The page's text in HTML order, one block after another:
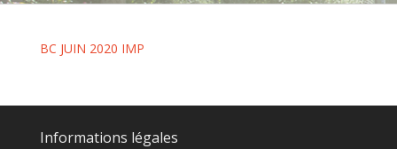
BC JUIN 2020 IMP
Informations légales